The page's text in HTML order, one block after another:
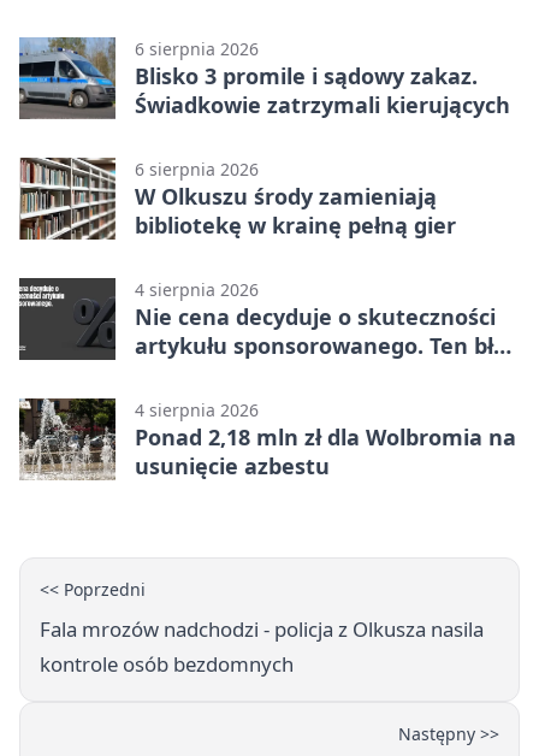
6 sierpnia 2026
Blisko 3 promile i sądowy zakaz.
Świadkowie zatrzymali kierujących
6 sierpnia 2026
W Olkuszu środy zamieniają
bibliotekę w krainę pełną gier
4 sierpnia 2026
Nie cena decyduje o skuteczności
artykułu sponsorowanego. Ten błąd
4 sierpnia 2026
Ponad 2,18 mln zł dla Wolbromia na
usunięcie azbestu
<< Poprzedni
Fala mrozów nadchodzi - policja z Olkusza nasila
kontrole osób bezdomnych
Następny >>